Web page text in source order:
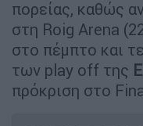
πορείας, καθώς
στη Roig Arena
στο πέμπτο και
των play off της
πρόκριση στο